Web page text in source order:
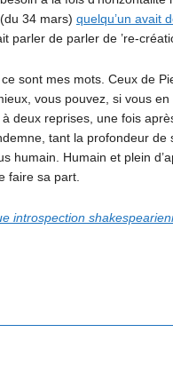
34 mars) quelqu’un avait
parler de parler de ’re-
sont mes mots. Ceux de
vous pouvez, si vous en
à deux reprises, une fois
tant la profondeur
humain. Humain et plein
faire sa part.
introspection